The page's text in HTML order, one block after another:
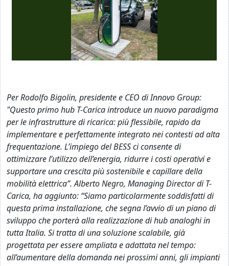
Per Rodolfo Bigolin, presidente e CEO di Innovo Group:
"Questo primo hub T-Carica introduce un nuovo paradigma
per le infrastrutture di ricarica: più flessibile, rapido da
implementare e perfettamente integrato nei contesti ad alta
frequentazione. L’impiego del BESS ci consente di
ottimizzare l’utilizzo dell’energia, ridurre i costi operativi e
supportare una crescita più sostenibile e capillare della
mobilità elettrica”. Alberto Negro, Managing Director di T-
Carica, ha aggiunto: “Siamo particolarmente soddisfatti di
questa prima installazione, che segna l’avvio di un piano di
sviluppo che porterà alla realizzazione di hub analoghi in
tutta Italia. Si tratta di una soluzione scalabile, già
progettata per essere ampliata e adattata nel tempo:
all’aumentare della domanda nei prossimi anni, gli impianti